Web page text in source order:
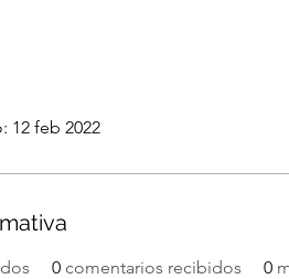
12 feb 2022
0 comentarios recibidos 0